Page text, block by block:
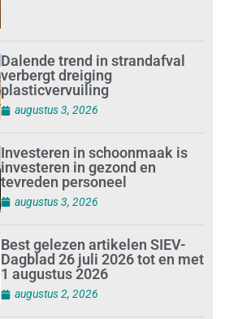
Dalende trend in strandafval
verbergt dreiging
plasticvervuiling
augustus 3, 2026
Investeren in schoonmaak is
investeren in gezond en
tevreden personeel
augustus 3, 2026
Best gelezen artikelen SIEV-
Dagblad 26 juli 2026 tot en met
1 augustus 2026
augustus 2, 2026